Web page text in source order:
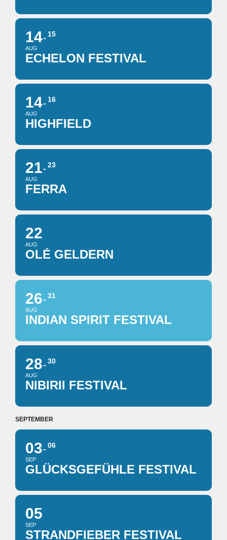
14
AUG
15
ECHELON FESTIVAL
14
AUG
16
HIGHFIELD
21
AUG
23
FERRA
22
AUG
OLÉ GELDERN
26
AUG
31
INDIAN SPIRIT FESTIVAL
28
AUG
30
NIBIRII FESTIVAL
SEPTEMBER
03
SEP
06
GLÜCKSGEFÜHLE FESTIVAL
05
SEP
STRANDFIEBER FESTIVAL